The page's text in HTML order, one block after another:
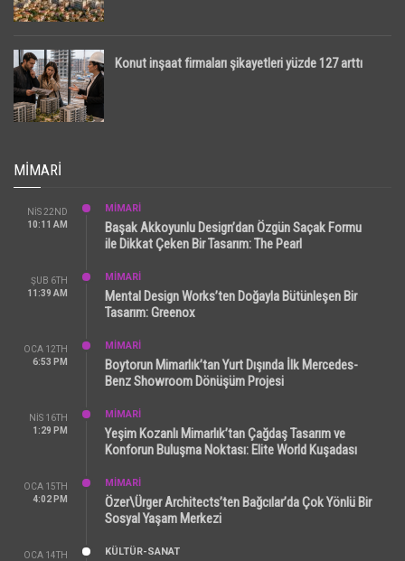
Konut inşaat firmaları şikayetleri yüzde 127 arttı
MIMARI
NIS 22ND
10:11 AM
MİMARİ
Başak Akkoyunlu Design’dan Özgün Saçak Formu
ile Dikkat Çeken Bir Tasarım: The Pearl
ŞUB 6TH
11:39 AM
MİMARİ
Mental Design Works’ten Doğayla Bütünleşen Bir
Tasarım: Greenox
OCA 12TH
6:53 PM
MİMARİ
Boytorun Mimarlık’tan Yurt Dışında İlk Mercedes-
Benz Showroom Dönüşüm Projesi
NIS 16TH
1:29 PM
MİMARİ
Yeşim Kozanlı Mimarlık’tan Çağdaş Tasarım ve
Konforun Buluşma Noktası: Elite World Kuşadası
OCA 15TH
4:02 PM
MİMARİ
Özer\Ürger Architects’ten Bağcılar’da Çok Yönlü Bir
Sosyal Yaşam Merkezi
OCA 14TH
KÜLTÜR-SANAT